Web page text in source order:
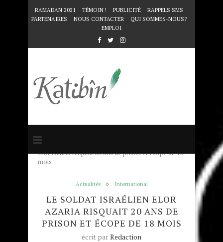
RAMADAN 2021 TÉMOIN ! PUBLICITÉ
RAPPELS SMS
PARTENAIRES
NOUS CONTACTER
QUI SOMMES-NOUS?
EMPLOI
Accueil
Elor Azaria risquait 20 ans de prison et écope de 18
mois
Actualités International
LE SOLDAT ISRAÉLIEN ELOR
AZARIA RISQUAIT 20 ANS DE
PRISON ET ÉCOPE DE 18 MOIS
écrit parRedaction